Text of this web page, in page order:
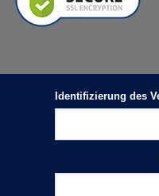
Identifizierung des